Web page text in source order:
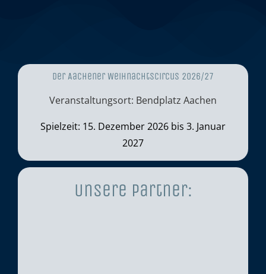
Der Aachener Weihnachtscircus 2026/27
Veranstaltungsort: Bendplatz Aachen
Spielzeit: 15. Dezember 2026 bis 3. Januar
2027
Unsere Partner: